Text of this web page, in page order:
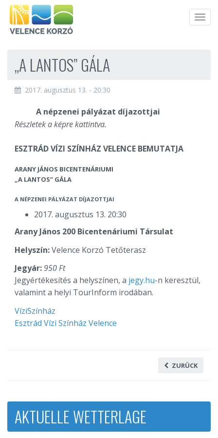
„A LANTOS” GÁLA
2017. augusztus 13. - 20:30
A népzenei pályázat díjazottjai
Részletek a képre kattintva.
ESZTRÁD VÍZI SZÍNHÁZ VELENCE BEMUTATJA
ARANY JÁNOS BICENTENÁRIUMI
„A LANTOS” GÁLA
A NÉPZENEI PÁLYÁZAT DÍJAZOTTJAI
2017. augusztus 13. 20:30
Arany János 200 Bicentenáriumi Társulat
Helyszín:Velence Korzó Tetőterasz
Jegyár:950 Ft
Jegyértékesítés a helyszínen, a jegy.hu-n keresztül,
valamint a helyi TourInform irodában.
VíziSzínház
Esztrád Vízi Színház Velence
ZURÜCK
AKTUELLE WETTERLAGE